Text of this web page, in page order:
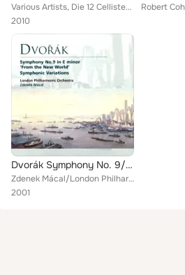
Various Artists, Die 12 Cellisten der Berliner Philharmoniker, Natalia Gutman/London Philharmonic Orchestra/Kurt Masur, Paul Tor...
2010
Dvorák Symphony No. 9/Symphonic Variations
Zdenek Mácal/London Philharmonic Orchestra
2001